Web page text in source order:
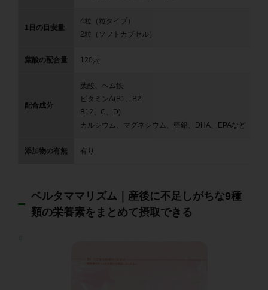
1日の目安量
4粒（粒タイプ）
2粒（ソフトカプセル）
葉酸の配合量 120㎍
配合成分
葉酸、ヘム鉄
ビタミンA(B1、B2
B12、C、D)
カルシウム、マグネシウム、亜鉛、DHA、EPAなど
添加物の有無 有り
ベルタママリズム｜産後に不足しがちな9種
類の栄養素をまとめて摂取できる